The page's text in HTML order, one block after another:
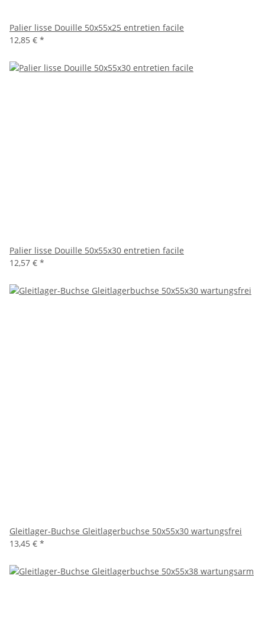
Palier lisse Douille 50x55x25 entretien facile
12,85 € *
Palier lisse Douille 50x55x30 entretien facile
12,57 € *
Gleitlager-Buchse Gleitlagerbuchse 50x55x30 wartungsfrei
13,45 € *